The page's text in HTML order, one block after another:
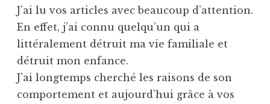
J’ai lu vos articles avec beaucoup d’attention.
En effet, j’ai connu quelqu’un qui a
littéralement détruit ma vie familiale et
détruit mon enfance.
J’ai longtemps cherché les raisons de son
comportement et aujourd’hui grâce à vos